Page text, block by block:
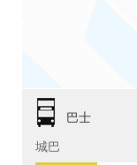
巴士
城巴